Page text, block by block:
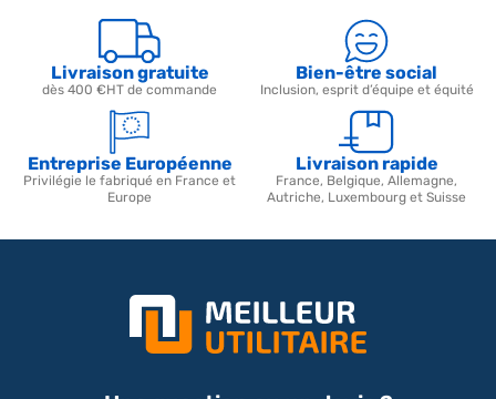
Livraison gratuite
dès 400 €HT de commande
Bien-être social
Inclusion, esprit d’équipe et équité
Entreprise Européenne
Privilégie le fabriqué en France et
Europe
Livraison rapide
France, Belgique, Allemagne,
Autriche, Luxembourg et Suisse